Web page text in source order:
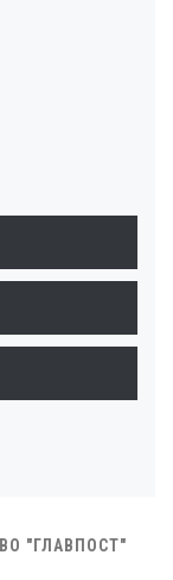
"ГЛАВПОСТ"